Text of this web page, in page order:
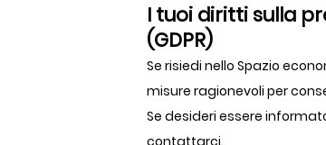
I tuoi diritti sulla
(GDPR)
Se risiedi nello Spazio
misure ragionevoli per
Se desideri essere
contattarci.